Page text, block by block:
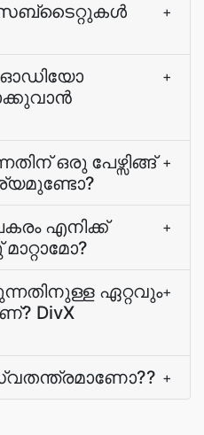
സബ്ടൈറ്റുകള്‍
+
ഓഡിയോ
+
ഒരു പേഴ്സിങ്ങ് +
എനിക്ക്
+
ഏറ്റവും
DivX
+
+